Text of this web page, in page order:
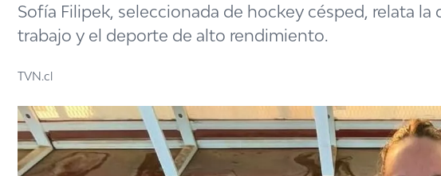
Sofía Filipek, seleccionada de hockey césped, relata
trabajo y el deporte de alto rendimiento.
TVN.cl